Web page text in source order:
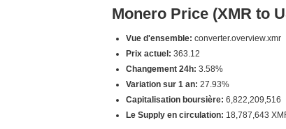
Monero Price (XMR to
Vue d'ensemble: converter.overview.xmr
Prix actuel: 363.12
Changement 24h: 3.58%
Variation sur 1 an: 27.93%
Capitalisation boursière: 6,822,209,516
Le Supply en circulation: 18,787,643